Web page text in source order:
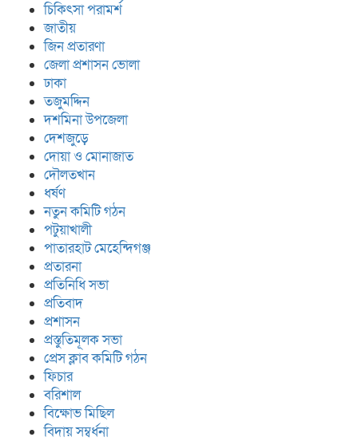
চিকিৎসা পরামর্শ
জাতীয়
জিন প্রতারণা
জেলা প্রশাসন ভোলা
ঢাকা
তজুমদ্দিন
দশমিনা উপজেলা
দেশজুড়ে
দোয়া ও মোনাজাত
দৌলতখান
ধর্ষণ
নতুন কমিটি গঠন
পটুয়াখালী
পাতারহাট মেহেন্দিগঞ্জ
প্রতারনা
প্রতিনিধি সভা
প্রতিবাদ
প্রশাসন
প্রস্তুতিমূলক সভা
প্রেস ক্লাব কমিটি গঠন
ফিচার
বরিশাল
বিক্ষোভ মিছিল
বিদায় সম্বর্ধনা